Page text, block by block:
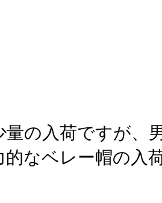
量の入荷ですが、
的なベレー帽の入